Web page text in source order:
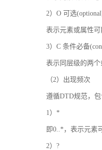
2）O 可选
表示元素或属性
3）C 条件必备
表示同层级的两
（2）出现频次
遵循DTD规范，
1）*
即0..*，表示元素
2）?